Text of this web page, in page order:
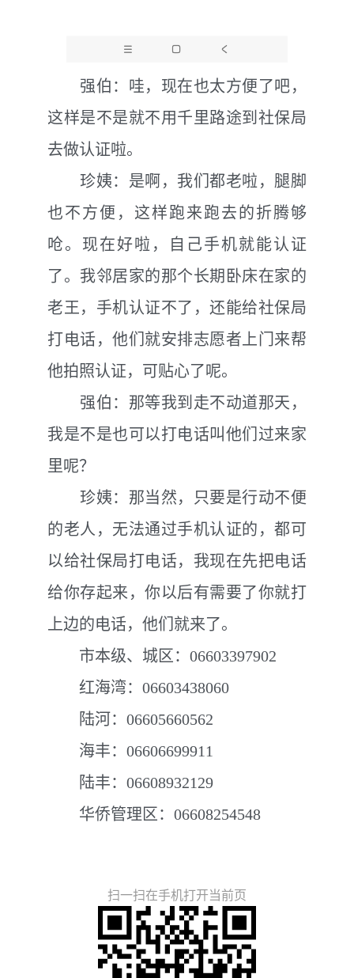
强伯：哇，现在也太方便了吧，
这样是不是就不用千里路途到社保局
去做认证啦。
珍姨：是啊，我们都老啦，腿脚
也不方便，这样跑来跑去的折腾够
呛。现在好啦，自己手机就能认证
了。我邻居家的那个长期卧床在家的
老王，手机认证不了，还能给社保局
打电话，他们就安排志愿者上门来帮
他拍照认证，可贴心了呢。
强伯：那等我到走不动道那天，
我是不是也可以打电话叫他们过来家
里呢？
珍姨：那当然，只要是行动不便
的老人，无法通过手机认证的，都可
以给社保局打电话，我现在先把电话
给你存起来，你以后有需要了你就打
上边的电话，他们就来了。
市本级、城区：06603397902
红海湾：06603438060
陆河：06605660562
海丰：06606699911
陆丰：06608932129
华侨管理区：06608254548
扫一扫在手机打开当前页